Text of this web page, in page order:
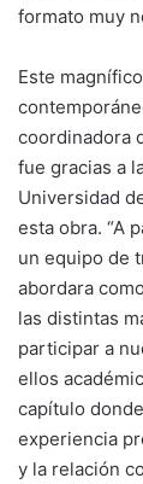
formato muy
Este
coordinadora
fue gracias a
Universidad
esta obra. “A
un equipo de
abordara
las distintas
participar a
ellos
capítulo
experiencia
y la relación